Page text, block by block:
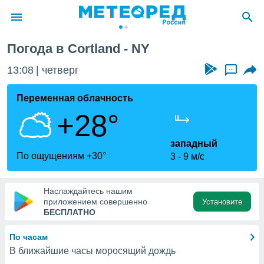
о
Вы можете
к этому
доступ
Погода в Cortland - NY
13:08 четверг ...
Переменная облачность
+28°
По ощущениям +30°
западный
3
9 м/с
Наслаждайтесь нашим
приложением совершенно
БЕСПЛАТНО
Установите
По часам
В ближайшие часы моросящий дождь